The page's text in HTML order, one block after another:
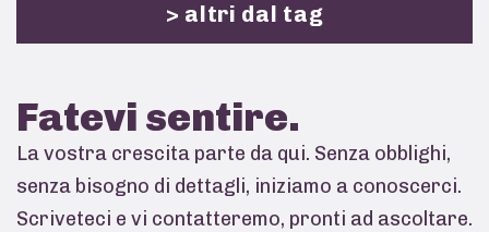
> altri dal tag
Fatevi sentire.
La vostra crescita parte da qui. Senza obblighi,
senza bisogno di dettagli, iniziamo a conoscerci.
Scriveteci e vi contatteremo, pronti ad ascoltare.